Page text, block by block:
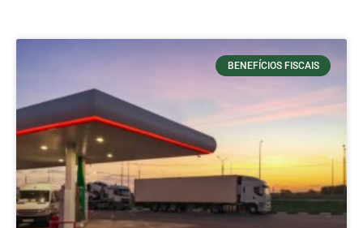
BENEFÍCIOS FISCAIS